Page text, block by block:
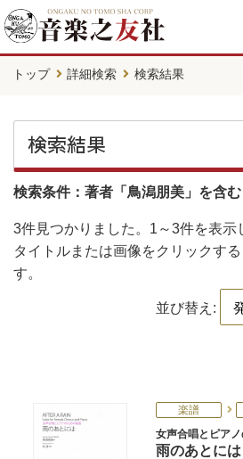
トップ 詳細検索 検索結果
検索結果
検索条件：著者「鳥潟朋美」を含む
3件見つかりました。 1～3件を表示
タイトルまたは画像をクリックす
す。
並び替え:
楽譜
女声合唱とピア
雨のあとには